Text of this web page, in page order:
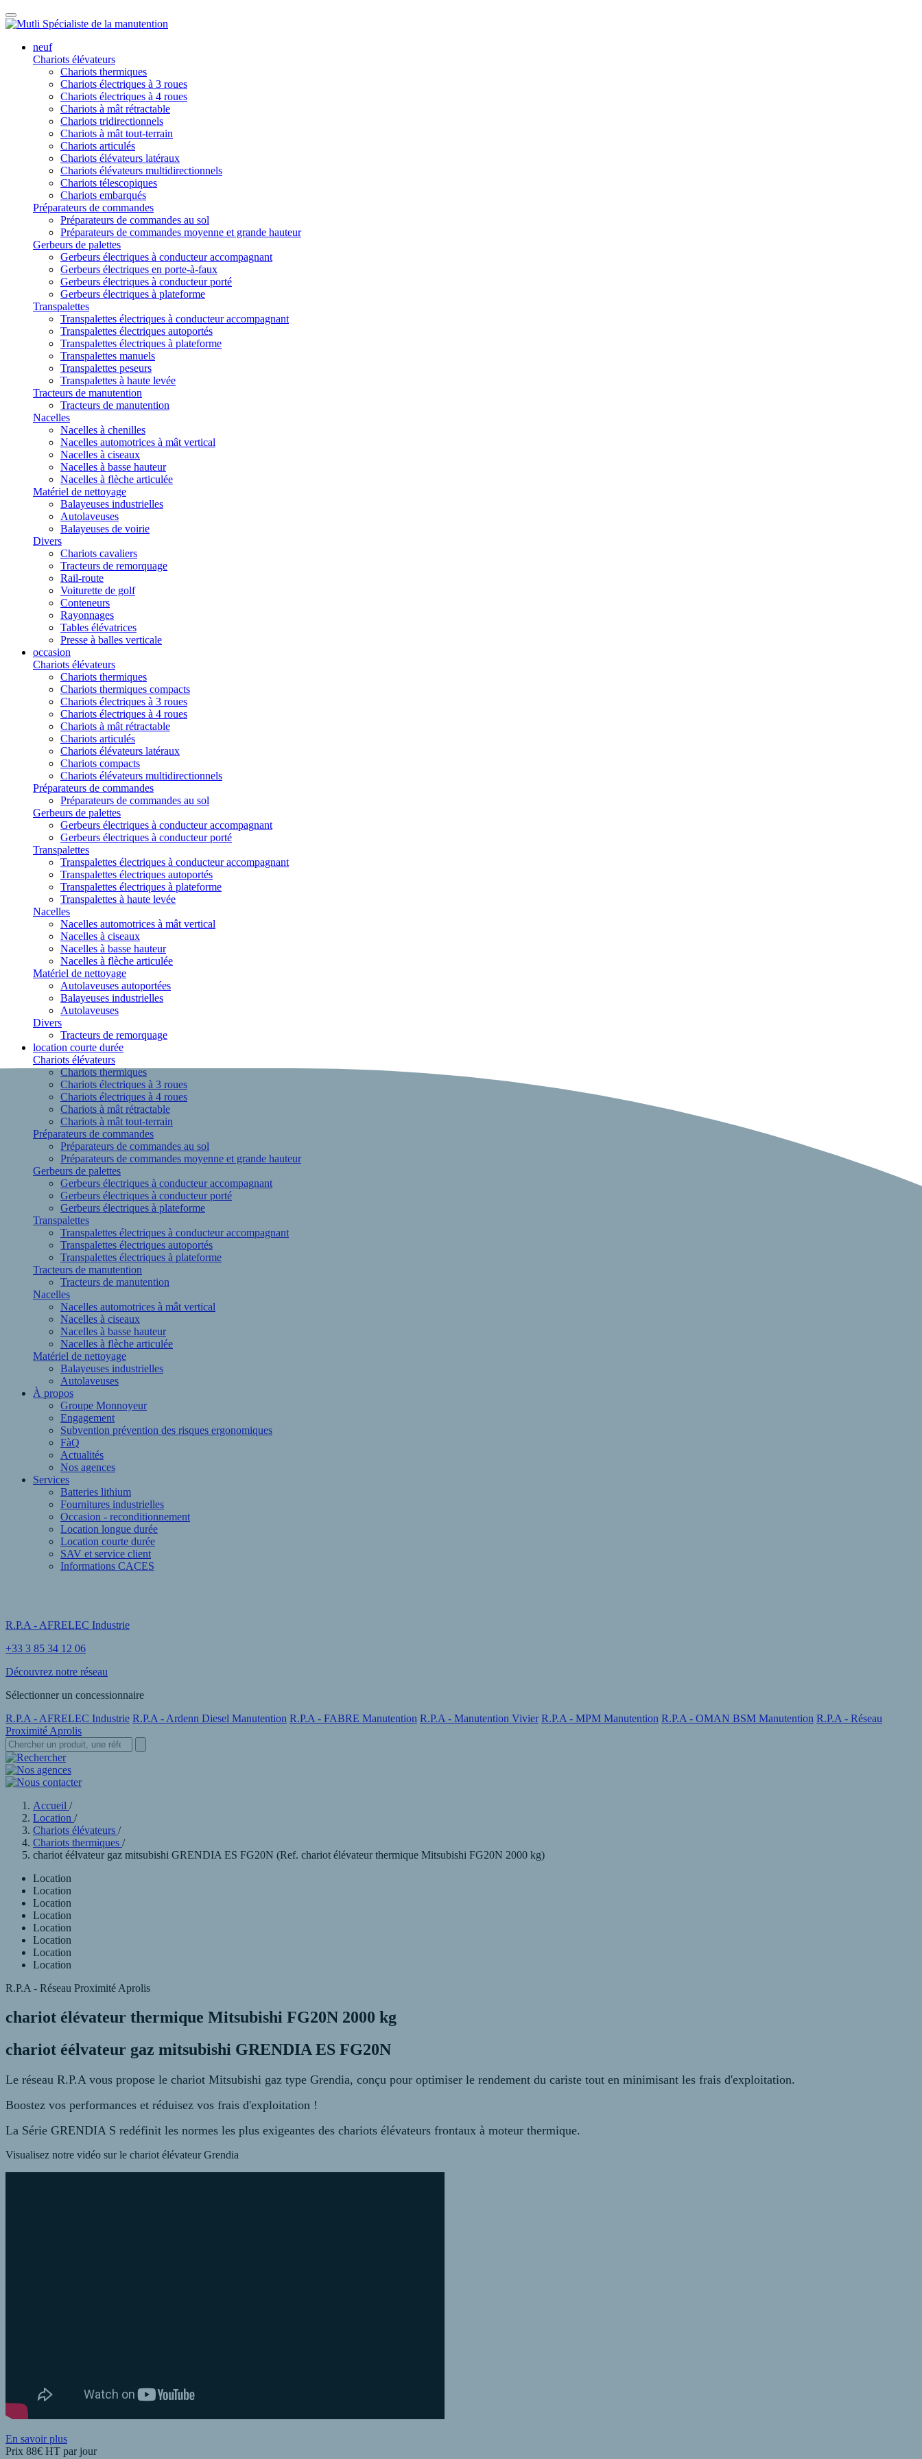
neuf
Chariots élévateurs
Chariots thermiques
Chariots électriques à 3 roues
Chariots électriques à 4 roues
Chariots à mât rétractable
Chariots tridirectionnels
Chariots à mât tout-terrain
Chariots articulés
Chariots élévateurs latéraux
Chariots élévateurs multidirectionnels
Chariots télescopiques
Chariots embarqués
Préparateurs de commandes
Préparateurs de commandes au sol
Préparateurs de commandes moyenne et grande hauteur
Gerbeurs de palettes
Gerbeurs électriques à conducteur accompagnant
Gerbeurs électriques en porte-à-faux
Gerbeurs électriques à conducteur porté
Gerbeurs électriques à plateforme
Transpalettes
Transpalettes électriques à conducteur accompagnant
Transpalettes électriques autoportés
Transpalettes électriques à plateforme
Transpalettes manuels
Transpalettes peseurs
Transpalettes à haute levée
Tracteurs de manutention
Tracteurs de manutention
Nacelles
Nacelles à chenilles
Nacelles automotrices à mât vertical
Nacelles à ciseaux
Nacelles à basse hauteur
Nacelles à flèche articulée
Matériel de nettoyage
Balayeuses industrielles
Autolaveuses
Balayeuses de voirie
Divers
Chariots cavaliers
Tracteurs de remorquage
Rail-route
Voiturette de golf
Conteneurs
Rayonnages
Tables élévatrices
Presse à balles verticale
occasion
Chariots élévateurs
Chariots thermiques
Chariots thermiques compacts
Chariots électriques à 3 roues
Chariots électriques à 4 roues
Chariots à mât rétractable
Chariots articulés
Chariots élévateurs latéraux
Chariots compacts
Chariots élévateurs multidirectionnels
Préparateurs de commandes
Préparateurs de commandes au sol
Gerbeurs de palettes
Gerbeurs électriques à conducteur accompagnant
Gerbeurs électriques à conducteur porté
Transpalettes
Transpalettes électriques à conducteur accompagnant
Transpalettes électriques autoportés
Transpalettes électriques à plateforme
Transpalettes à haute levée
Nacelles
Nacelles automotrices à mât vertical
Nacelles à ciseaux
Nacelles à basse hauteur
Nacelles à flèche articulée
Matériel de nettoyage
Autolaveuses autoportées
Balayeuses industrielles
Autolaveuses
Divers
Tracteurs de remorquage
location courte durée
Chariots élévateurs
Chariots thermiques
Chariots électriques à 3 roues
Chariots électriques à 4 roues
Chariots à mât rétractable
Chariots à mât tout-terrain
Préparateurs de commandes
Préparateurs de commandes au sol
Préparateurs de commandes moyenne et grande hauteur
Gerbeurs de palettes
Gerbeurs électriques à conducteur accompagnant
Gerbeurs électriques à conducteur porté
Gerbeurs électriques à plateforme
Transpalettes
Transpalettes électriques à conducteur accompagnant
Transpalettes électriques autoportés
Transpalettes électriques à plateforme
Tracteurs de manutention
Tracteurs de manutention
Nacelles
Nacelles automotrices à mât vertical
Nacelles à ciseaux
Nacelles à basse hauteur
Nacelles à flèche articulée
Matériel de nettoyage
Balayeuses industrielles
Autolaveuses
À propos
Groupe Monnoyeur
Engagement
Subvention prévention des risques ergonomiques
FàQ
Actualités
Nos agences
Services
Batteries lithium
Fournitures industrielles
Occasion - reconditionnement
Location longue durée
Location courte durée
SAV et service client
Informations CACES
R.P.A - AFRELEC Industrie
+33 3 85 34 12 06
Découvrez notre réseau
Sélectionner un concessionnaire
R.P.A - AFRELEC Industrie R.P.A - Ardenn Diesel Manutention R.P.A - FABRE Manutention R.P.A - Manutention Vivier R.P.A - MPM Manutention R.P.A - OMAN BSM Manutention R.P.A - Réseau
Proximité Aprolis
Accueil /
Location /
Chariots élévateurs /
Chariots thermiques /
chariot éélvateur gaz mitsubishi GRENDIA ES FG20N (Ref. chariot élévateur thermique Mitsubishi FG20N 2000 kg)
Location
Location
Location
Location
Location
Location
Location
Location
R.P.A - Réseau Proximité Aprolis
chariot élévateur thermique Mitsubishi FG20N 2000 kg
chariot éélvateur gaz mitsubishi GRENDIA ES FG20N
Le réseau R.P.A vous propose le chariot Mitsubishi gaz type Grendia, conçu pour optimiser le rendement du cariste tout en minimisant les frais d'exploitation.
Boostez vos performances et réduisez vos frais d'exploitation !
La Série GRENDIA S redéfinit les normes les plus exigeantes des chariots élévateurs frontaux à moteur thermique.
Visualisez notre vidéo sur le chariot élévateur Grendia
En savoir plus
Prix 88€ HT par jour